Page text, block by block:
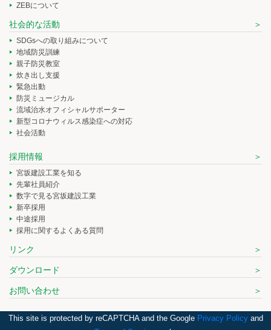
ZEBについて
社会的な活動
SDGsへの取り組みについて
地域防災訓練
親子防災教室
炊き出し支援
緊急出動
防災ミュージカル
流域治水オフィシャルサポーター
新型コロナウィルス感染症への対応
社会活動
採用情報
宮坂建設工業を知る
先輩社員紹介
数字で見る宮坂建設工業
新卒採用
中途採用
採用に関するよくある質問
リンク
ダウンロード
お問い合わせ
This site is protected by reCAPTCHA and the Google Privacy Policyand